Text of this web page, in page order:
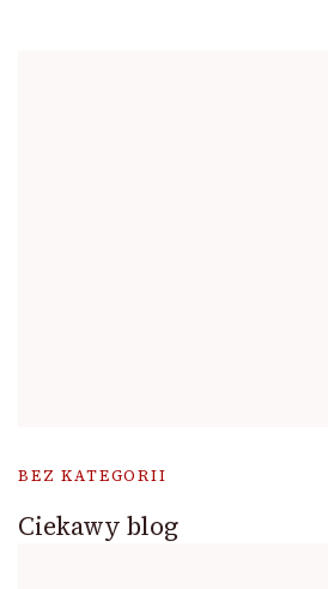
BEZ KATEGORII
Ciekawy blog